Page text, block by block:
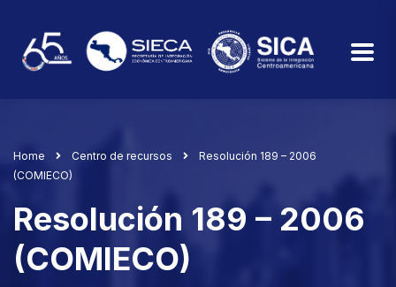
Home Centro de recursos
Resolución 189 – 2006
(COMIECO)
Resolución 189 – 2006
(COMIECO)